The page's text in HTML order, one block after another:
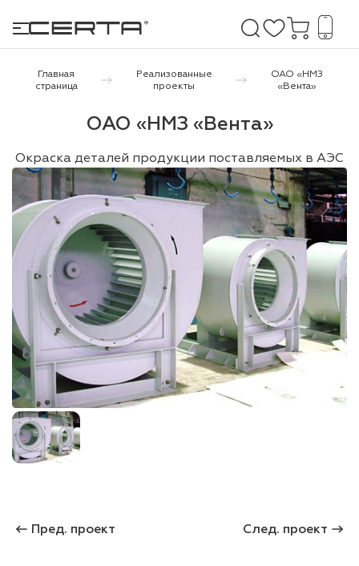
покрытия
и дачи
бетону,
металлу
по
и эмали
Главная
страница
Реализованные
проекты
ОАО «НМЗ
«Вента»
ОАО «НМЗ «Вента»
Окраска деталей продукции поставляемых в АЭС
Пред. проект След. проект